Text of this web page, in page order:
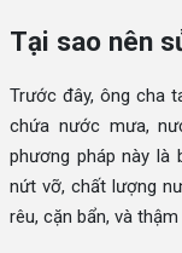
Tại sao nên
Trước đây, ông cha
chứa nước mưa,
phương pháp này là
nứt vỡ, chất lượng
rêu, cặn bẩn, và